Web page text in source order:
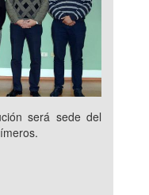
será sede del